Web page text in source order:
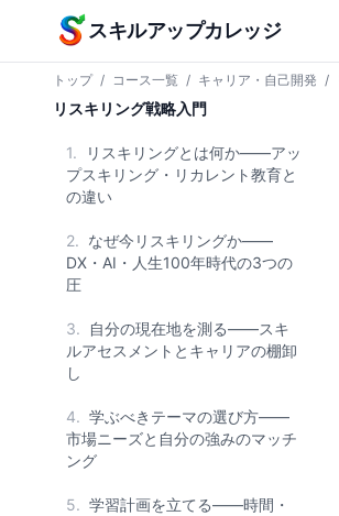
本文へスキップ
スキルアップカレッジ
トップ / コース一覧 / キャリア・自己開発 /
リスキリング戦略入門
1.
リスキリングとは何か——アッ
プスキリング・リカレント教育と
の違い
2. なぜ今リスキリングか——
DX・AI・人生100年時代の3つの
圧
3.
自分の現在地を測る——スキ
ルアセスメントとキャリアの棚卸
し
4. 学ぶべきテーマの選び方——
市場ニーズと自分の強みのマッチ
ング
5. 学習計画を立てる——時間・